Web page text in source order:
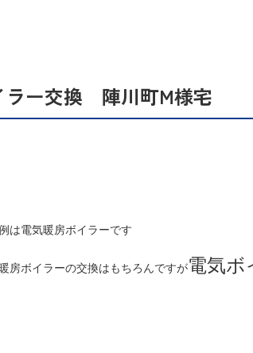
ラー交換 陣川町M様宅
は電気暖房ボイラーです
房ボイラーの交換はもちろんですが電気ボ